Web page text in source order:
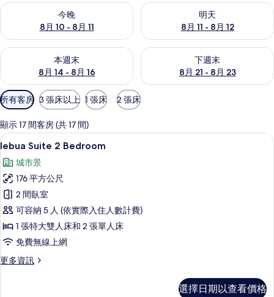
今晚
8月 10 - 8月 11
查看今晚 (8月 10 - 8月 11) 的供應情況
明天
8月 11 - 8月 12
查看明天 (8月 11 - 8月 12) 的供
本週末
8月 14 - 8月 16
查看本週末 (8月 14 - 8月 16) 的供應情況
下週末
8月 21 - 8月 23
查看下週末 (8月 21 - 8月 23)
可
用
的
客
房
篩
選
條
件
所有客房 3 張床以上 1 張床 2 張床
顯示 17 間客房 (共 17 間)
顯
示
lebua
Suite
2
Bedroom
的
所
有
lebua Suite 2 Bedroom | 起居區 | 32-
10
lebua Suite 2 Bedroom
城市景
176 平方公尺
2 間臥室
可容納 5 人 (依實際入住人數計費)
1 張特大雙人床和 2 張單人床
免費無線上網
更多資訊
更
選擇日期以查看價格